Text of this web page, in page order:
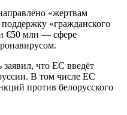
«жертвам
«гражданского
€50 млн — сфере
что ЕС введёт
В том числе ЕС
против белорусского